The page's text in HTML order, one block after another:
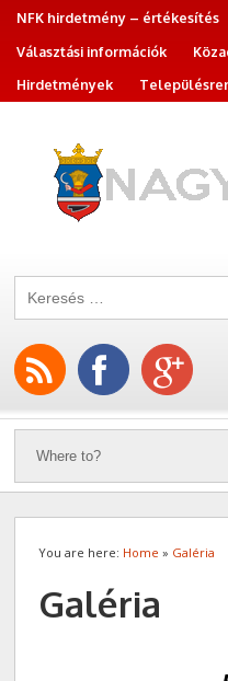
NFK hirdetmény – értékesítés
Választási információk
Hirdetmények
You are here: Home » Galéria
Galéria